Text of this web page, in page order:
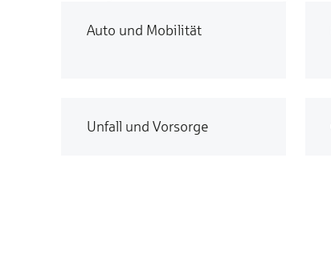
Auto und Mobilität
Unfall und Vorsorge